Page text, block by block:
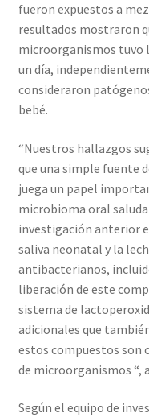
fueron expuestos a
resultados mostraron
microorganismos tuvo
un día,
consideraron
bebé.
“Nuestros hallazgos
que una simple fuente
juega un papel
microbioma oral
investigación anterior
saliva neonatal y la
antibacterianos,
liberación de este
sistema de
adicionales que
estos compuestos son
de microorganismos “,
Según el equipo de